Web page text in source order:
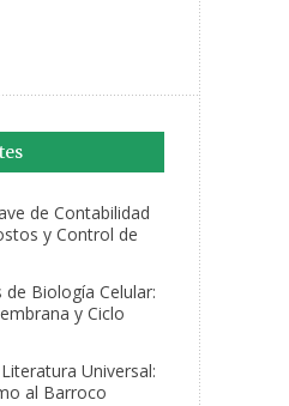
de Contabilidad
y Control de
Biología Celular:
y Ciclo
Universal:
al Barroco